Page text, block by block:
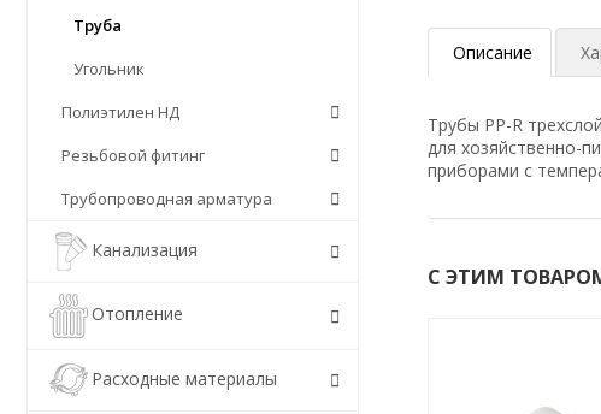
Описание
Трубы PP-R
для хозяйственно-
приборами с
С ЭТИМ
Труба
Угольник
Полиэтилен НД
Резьбовой фитинг
Трубопроводная арматура
Канализация
Отопление
Расходные материалы